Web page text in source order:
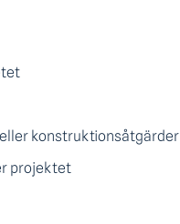
konstruktionsåtgärder
projektet